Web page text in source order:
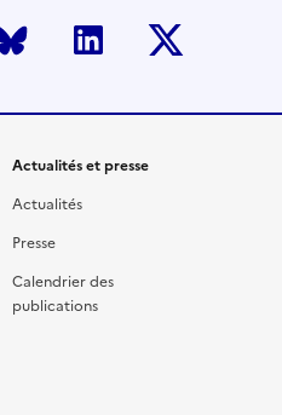
Bluesky LinkedIn
Actualités et presse
Actualités
Presse
Calendrier des
publications